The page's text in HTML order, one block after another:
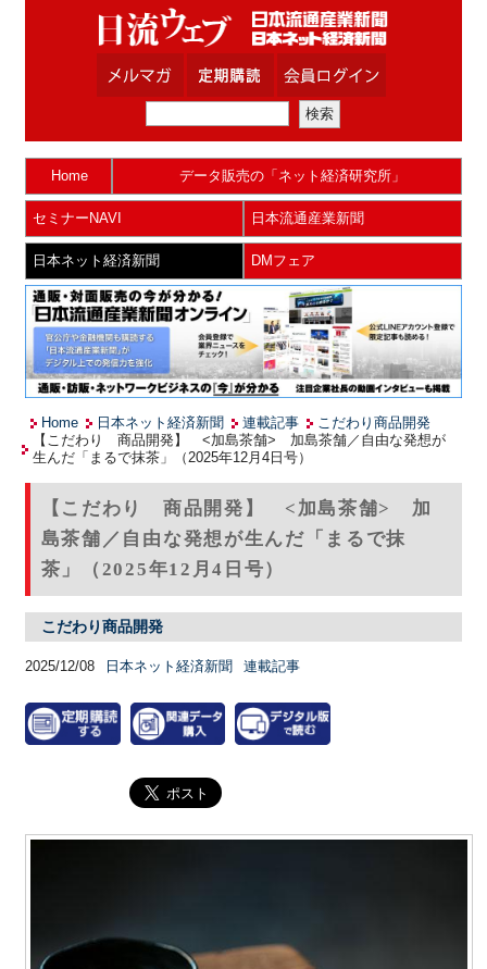
Home データ販売の「ネット経済研究所」
セミナーNAVI 日本流通産業新聞
日本ネット経済新聞 DMフェア
Home 日本ネット経済新聞 連載記事
こだわり商品開発
【こだわり 商品開発】 <加島茶舗> 加島茶舗／自由な発想が
生んだ「まるで抹茶」（2025年12月4日号）
【こだわり 商品開発】 <加島茶舗> 加
島茶舗／自由な発想が生んだ「まるで抹
茶」（2025年12月4日号）
こだわり商品開発
2025/12/08 日本ネット経済新聞 連載記事